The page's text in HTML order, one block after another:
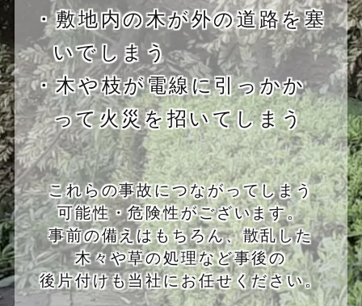
・敷地内の木が外の道路を塞
いでしまう
・木や枝が電線に引っかか
って火災を招いてしまう
これらの事故につながってしまう
可能性・危険性がございます。
事前の備えはもちろん、散乱した
木々や草の処理など事後の
後片付けも当社にお任せください。